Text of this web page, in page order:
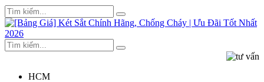
HCM